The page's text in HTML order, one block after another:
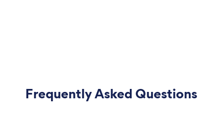
Frequently Asked Questions